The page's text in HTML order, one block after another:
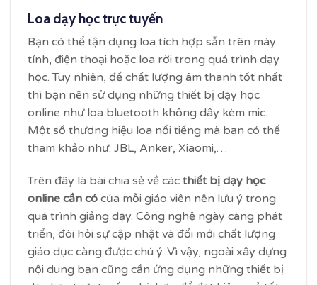
Loa dạy học trực tuyến
Bạn có thể tận dụng loa tích hợp sẵn trên máy
tính, điện thoại hoặc loa rời trong quá trình dạy
học. Tuy nhiên, để chất lượng âm thanh tốt nhất
thì bạn nên sử dụng những thiết bị dạy học
online như loa bluetooth không dây kèm mic.
Một số thương hiệu loa nổi tiếng mà bạn có thể
tham khảo như: JBL, Anker, Xiaomi,…
Trên đây là bài chia sẻ về các thiết bị dạy học
online cần có của mỗi giáo viên nên lưu ý trong
quá trình giảng dạy. Công nghệ ngày càng phát
triển, đòi hỏi sự cập nhật và đổi mới chất lượng
giáo dục càng được chú ý. Vì vậy, ngoài xây dựng
nội dung bạn cũng cần ứng dụng những thiết bị